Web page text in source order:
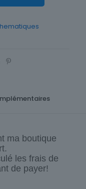
ma boutique
les frais de
de payer!